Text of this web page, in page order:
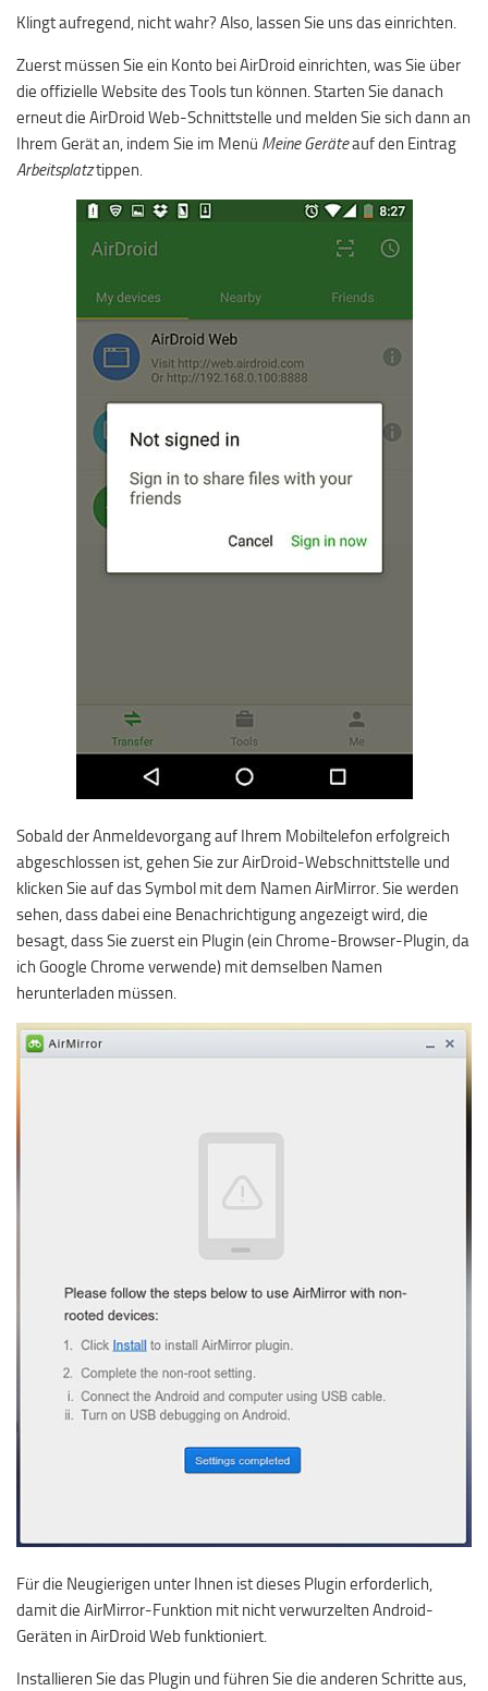
Klingt aufregend, nicht wahr? Also, lassen Sie uns das einrichten.
Zuerst müssen Sie ein Konto bei AirDroid einrichten, was Sie über
die offizielle Website des Tools tun können. Starten Sie danach
erneut die AirDroid Web-Schnittstelle und melden Sie sich dann an
Ihrem Gerät an, indem Sie im Menü Meine Geräteauf den Eintrag
Arbeitsplatztippen.
Sobald der Anmeldevorgang auf Ihrem Mobiltelefon erfolgreich
abgeschlossen ist, gehen Sie zur AirDroid-Webschnittstelle und
klicken Sie auf das Symbol mit dem Namen AirMirror. Sie werden
sehen, dass dabei eine Benachrichtigung angezeigt wird, die
besagt, dass Sie zuerst ein Plugin (ein Chrome-Browser-Plugin, da
ich Google Chrome verwende) mit demselben Namen
herunterladen müssen.
Für die Neugierigen unter Ihnen ist dieses Plugin erforderlich,
damit die AirMirror-Funktion mit nicht verwurzelten Android-
Geräten in AirDroid Web funktioniert.
Installieren Sie das Plugin und führen Sie die anderen Schritte aus,